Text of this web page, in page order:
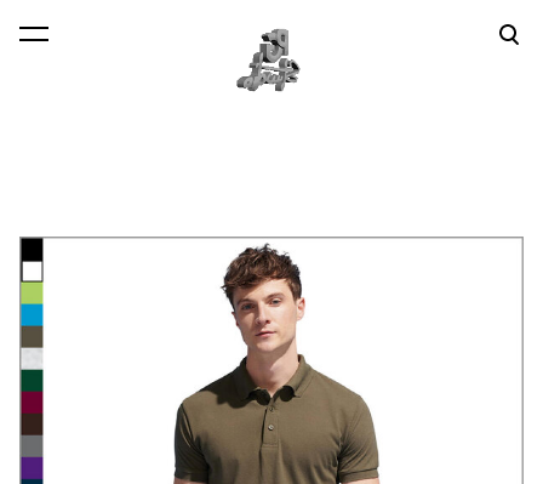
lisati ostukorvi. Vaata ostukorvi